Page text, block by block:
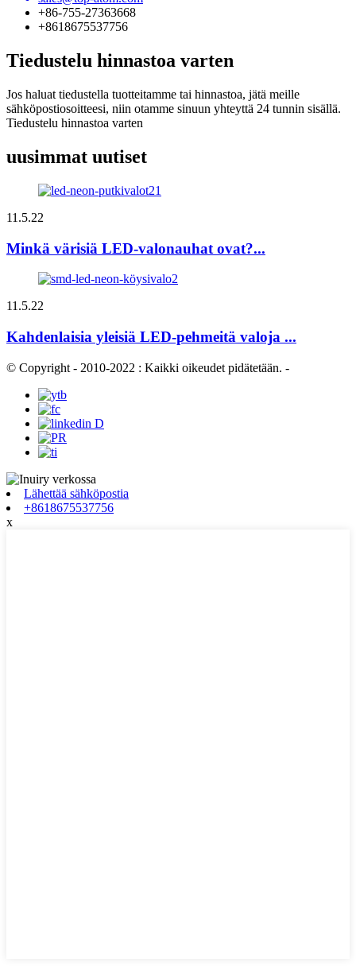
+86-755-27363668
+8618675537756
Tiedustelu hinnastoa varten
Jos haluat tiedustella tuotteitamme tai hinnastoa, jätä meille
sähköpostiosoitteesi, niin otamme sinuun yhteyttä 24 tunnin sisällä.
Tiedustelu hinnastoa varten
uusimmat uutiset
11.5.22
Minkä värisiä LED-valonauhat ovat?...
11.5.22
Kahdenlaisia ​​yleisiä LED-pehmeitä valoja ...
© Copyright - 2010-2022 : Kaikki oikeudet pidätetään. -
Lähettää sähköpostia
+8618675537756
x